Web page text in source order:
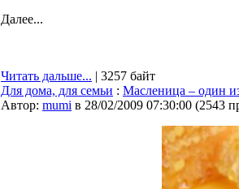
Далее...
Читать дальше... | 3257 байт
Для дома, для семьи : Масленица – один
Автор: mumi в 28/02/2009 07:30:00 (2543